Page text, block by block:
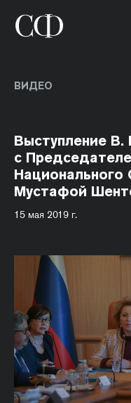
ВИДЕО
Выступление В.
с
Национального
Мустафой
15 мая 2019 г.